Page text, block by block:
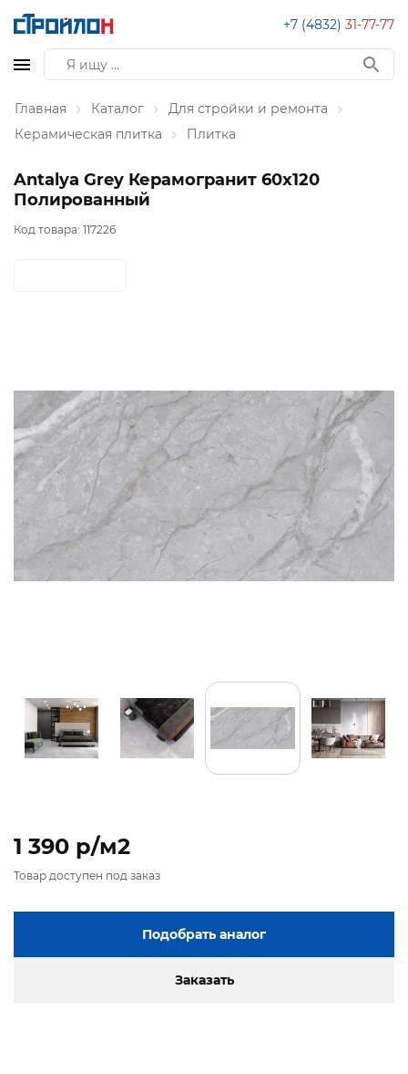
+7 (4832) 31-77-77
Главная Каталог
Для стройки и ремонта
Керамическая плитка
Плитка
Antalya Grey Керамогранит 60х120
Полированный
Код товара: 117226
1 390 p/м2
Товар доступен под заказ
Подобрать аналог
Заказать